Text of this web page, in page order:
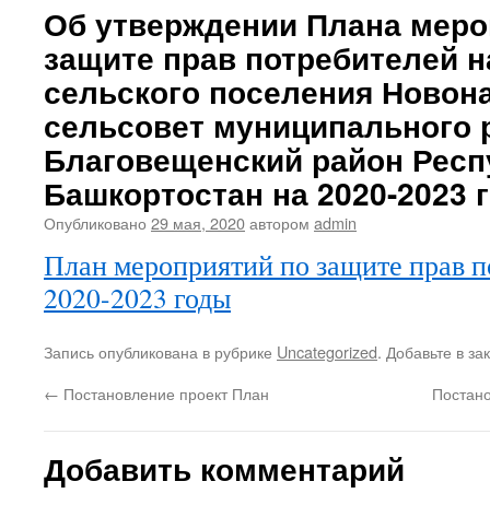
Об утверждении Плана
защите прав потребителей
сельского поселения
сельсовет муниципального
Благовещенский район
Башкортостан на 2020-2023
Опубликовано 29 мая, 2020автором admin
План мероприятий по защите прав
2020-2023 годы
Запись опубликована в рубрике Uncategorized. Добавьте в
← Постановление проект План
Добавить комментарий